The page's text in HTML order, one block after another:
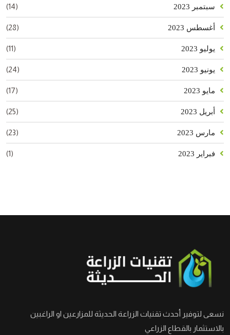
سبتمبر 2023 (14)
أغسطس 2023 (28)
يوليو 2023 (11)
يونيو 2023 (24)
مايو 2023 (17)
أبريل 2023 (25)
مارس 2023 (23)
فبراير 2023 (1)
نسعى لتوفير أحدث تقنيات الزراعة الحديثة للمزارعين او الراغبين
بالاستثمار بالقطاع الزراعي